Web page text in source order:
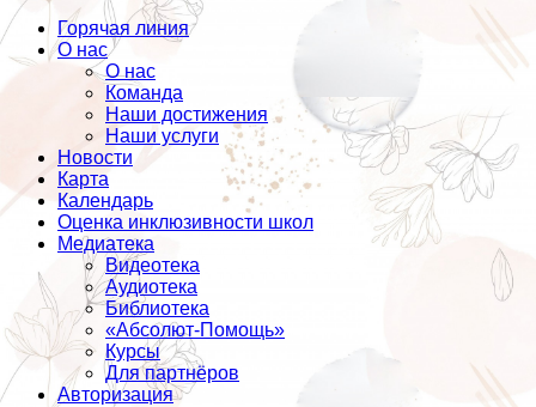
Горячая линия
О нас
О нас
Команда
Наши достижения
Наши услуги
Новости
Карта
Календарь
Оценка инклюзивности школ
Медиатека
Видеотека
Аудиотека
Библиотека
«Абсолют-Помощь»
Курсы
Для партнёров
Авторизация